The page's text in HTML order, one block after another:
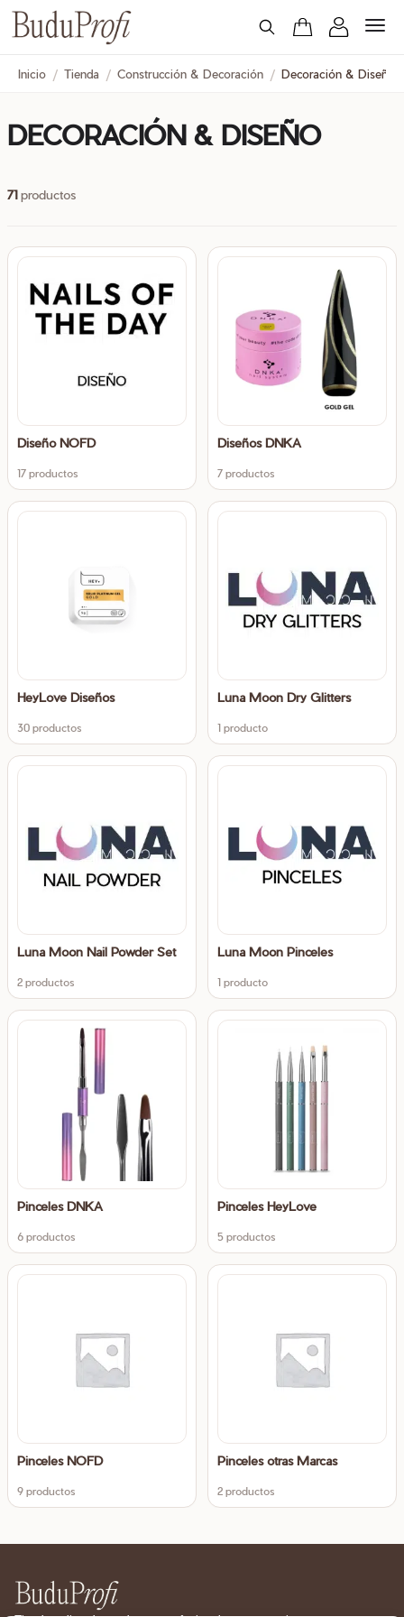
Inicio / Tienda / Construcción & Decoración / Decoración & Diseño
DECORACIÓN & DISEÑO
71 productos
Diseño NOFD
17 productos
Diseños DNKA
7 productos
HeyLove Diseños
30 productos
Luna Moon Dry Glitters
1 producto
Luna Moon Nail Powder Set
2 productos
Luna Moon Pinceles
1 producto
Pinceles DNKA
6 productos
Pinceles HeyLove
5 productos
Pinceles NOFD
9 productos
Pinceles otras Marcas
2 productos